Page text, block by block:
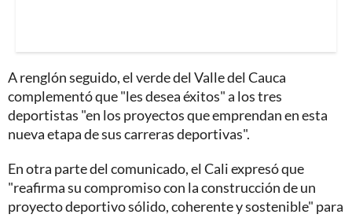
A renglón seguido, el verde del Valle del Cauca
complementó que "les desea éxitos" a los tres
deportistas "en los proyectos que emprendan en esta
nueva etapa de sus carreras deportivas".
En otra parte del comunicado, el Cali expresó que
"reafirma su compromiso con la construcción de un
proyecto deportivo sólido, coherente y sostenible" para